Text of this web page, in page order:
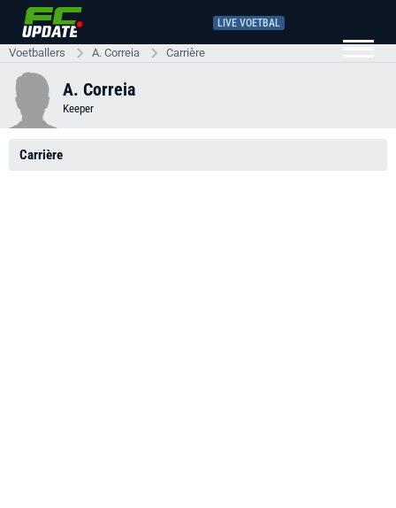
LIVE VOETBAL
Voetballers A. Correia Carrière
A. Correia
Keeper
Carrière